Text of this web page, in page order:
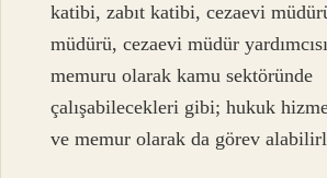
katibi, zabıt katibi, cezaevi
müdürü, cezaevi müdür
memuru olarak kamu sektöründe
çalışabilecekleri gibi; hukuk
ve memur olarak da görev